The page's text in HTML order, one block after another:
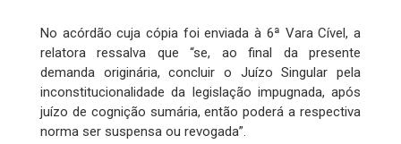
No acórdão cuja cópia foi enviada à 6ª Vara Cível, a
relatora ressalva que “se, ao final da presente
demanda originária, concluir o Juízo Singular pela
inconstitucionalidade da legislação impugnada, após
juízo de cognição sumária, então poderá a respectiva
norma ser suspensa ou revogada”.